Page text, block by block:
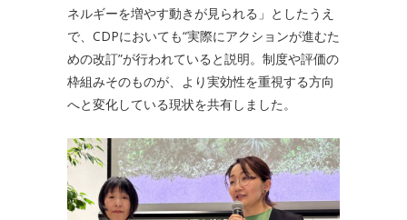
ネルギーを増やす動きが見られる」としたうえ
で、CDPにおいても“実際にアクションが進むた
めの改訂”が行われていると説明。制度や評価の
枠組みそのものが、より実効性を重視する方向
へと変化している現状を共有しました。